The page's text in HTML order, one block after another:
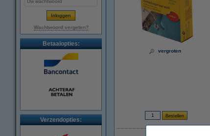
Wachtwoord vergeten?
Betaalopties:
Verzendopties:
vergroten